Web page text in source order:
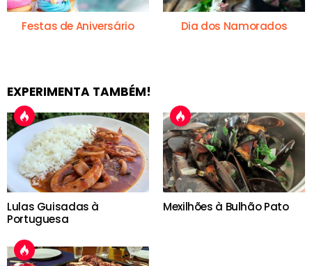
Festas de Aniversário Dia dos Namorados
EXPERIMENTA TAMBÉM!
Lulas Guisadas à
Portuguesa
Mexilhões à Bulhão Pato